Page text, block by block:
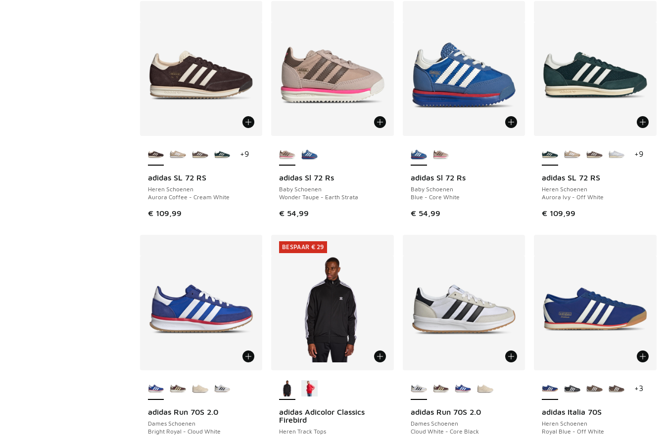
adidas SL 72 RS
Heren Schoenen
Aurora Coffee - Cream White
€ 109,99
+9
adidas Sl 72 Rs
Baby Schoenen
Wonder Taupe - Earth Strata
€ 54,99
adidas Sl 72 Rs
Baby Schoenen
Blue - Core White
€ 54,99
adidas SL 72 RS
Heren Schoenen
Aurora Ivy - Off White
€ 109,99
+9
adidas Run 70S 2.0
Dames Schoenen
Bright Royal - Cloud White
adidas Adicolor Classics
Firebird
Heren Track Tops
BESPAAR € 29
BESPAAR € 29
adidas Run 70S 2.0
Dames Schoenen
Cloud White - Core Black
adidas Italia 70S
Heren Schoenen
Royal Blue - Off White
+3